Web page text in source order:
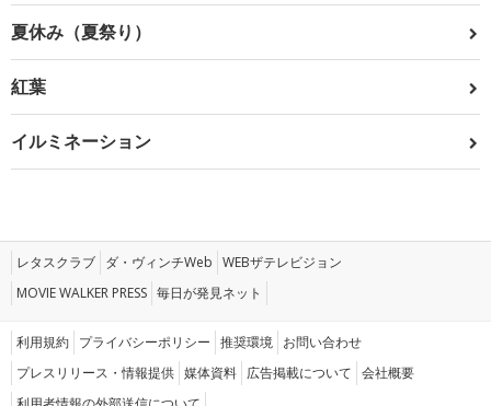
夏休み（夏祭り）
紅葉
イルミネーション
レタスクラブ ダ・ヴィンチWeb WEBザテレビジョン
MOVIE WALKER PRESS 毎日が発見ネット
利用規約 プライバシーポリシー 推奨環境 お問い合わせ
プレスリリース・情報提供 媒体資料 広告掲載について 会社概要